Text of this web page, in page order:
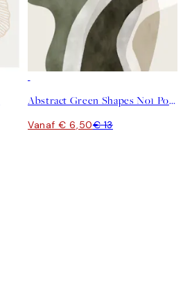
Abstract Green Shapes No1 Poster
Vanaf € 6,50€ 13